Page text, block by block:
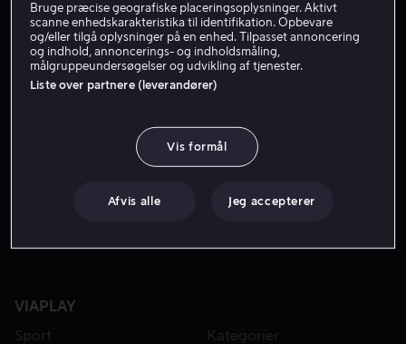
VIAPLAY
Sport
Kategorier
Bruge præcise geografiske placeringsoplysninger. Aktivt
scanne enhedskarakteristika til identifikation. Opbevare
og/eller tilgå oplysninger på en enhed. Tilpasset annoncering
og indhold, annoncerings- og indholdsmåling,
målgruppeundersøgelser og udvikling af tjenester.
Liste over partnere (leverandører)
Vis formål
Afvis alle Jeg accepterer